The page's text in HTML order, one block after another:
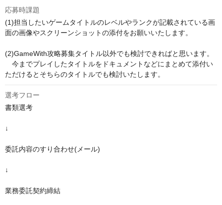
応募時課題
(1)担当したいゲームタイトルのレベルやランクが記載されている画
面の画像やスクリーンショットの添付をお願いいたします。
(2)GameWith攻略募集タイトル以外でも検討できればと思います。
今までプレイしたタイトルをドキュメントなどにまとめて添付い
ただけるとそちらのタイトルでも検討いたします。
選考フロー
書類選考
↓
委託内容のすり合わせ(メール)
↓
業務委託契約締結